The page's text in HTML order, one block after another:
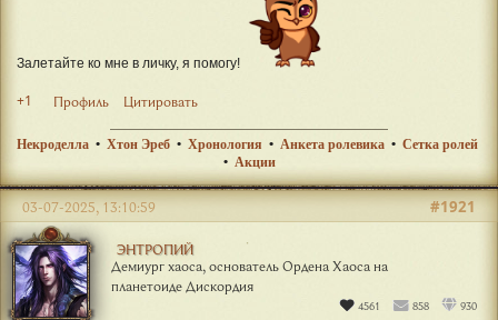
Залетайте ко мне в личку, я помогу!
+1 Профиль Цитировать
Некроделла • Хтон Эреб • Хронология • Анкета ролевика • Сетка ролей
• Акции
ЭНТРОПИЙ
Демиург хаоса, основатель Ордена Хаоса на
планетоиде Дискордия
4561 858 930
#1921
03-07-2025, 13:10:59